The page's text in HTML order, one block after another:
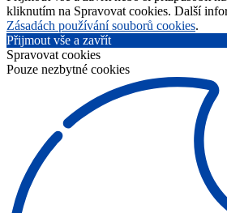
kliknutím na Spravovat cookies. Další
Zásadách používání souborů cookies.
Přijmout vše a zavřít
Spravovat cookies
Pouze nezbytné cookies